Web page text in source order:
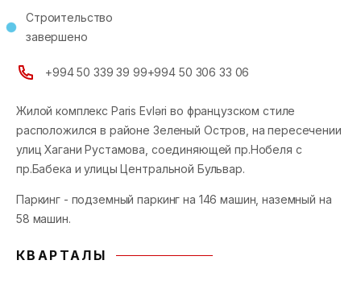
Строительство
завершено
+994 50 339 39 99+994 50 306 33 06
Жилой комплекс Paris Evləri во французском стиле
расположился в районе Зеленый Остров, на пересечении
улиц Хагани Рустамова, соединяющей пр.Нобеля с
пр.Бабека и улицы Центральной Бульвар.
Паркинг - подземный паркинг на 146 машин, наземный на
58 машин.
КВАРТАЛЫ